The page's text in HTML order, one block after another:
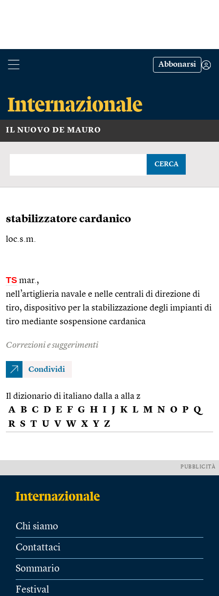
Abbonarsi
IL NUOVO DE MAURO
CERCA
stabilizzatore cardanico
loc.s.m.
TS mar. ,
nell’artiglieria navale e nelle centrali di direzione di
tiro, dispositivo per la stabilizzazione degli impianti di
tiro mediante sospensione cardanica
Correzioni e suggerimenti
Condividi
Il dizionario di italiano dalla a alla z
A B C D E F G H I J K L M N O P Q
R S T U V W X Y Z
PUBBLICITÀ
Chi siamo
Contattaci
Sommario
Festival